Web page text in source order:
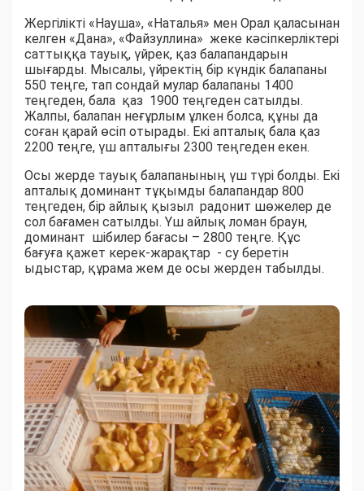
Жергілікті «Науша», «Наталья» мен Орал қаласынан
келген «Дана», «Файзуллина» жеке кәсіпкерліктері
саттыққа тауық, үйрек, қаз балапандарын
шығарды. Мысалы, үйректің бір күндік балапаны
550 теңге, тап сондай мулар балапаны 1400
теңгеден, бала қаз 1900 теңгеден сатылды.
Жалпы, балапан неғұрлым ұлкен болса, құны да
соған қарай өсіп отырады. Екі апталық бала қаз
2200 теңге, үш апталығы 2300 теңгеден екен.
Осы жерде тауық балапанының үш түрі болды. Екі
апталық доминант тұқымды балапандар 800
теңгеден, бір айлық қызыл радонит шөжелер де
сол бағамен сатылды. Үш айлық ломан браун,
доминант шібилер бағасы – 2800 теңге. Құс
бағуға қажет керек-жарақтар - су беретін
ыдыстар, құрама жем де осы жерден табылды.